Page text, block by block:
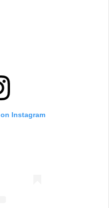
Instagram